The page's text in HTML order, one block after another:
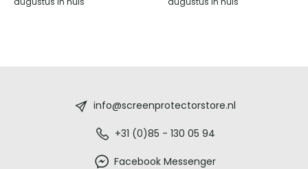
info@screenprotectorstore.nl
+31 (0)85 - 130 05 94
Facebook Messenger